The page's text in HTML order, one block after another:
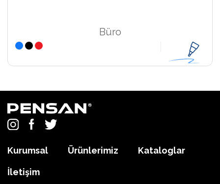
Büro
Kurumsal Ürünlerimiz Kataloglar
İletişim